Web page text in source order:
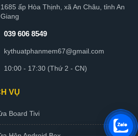
1685 ấp Hòa Thịnh, xã An Châu, tỉnh An
Giang
039 606 8549
kythuatphanmem67@gmail.com
10:00 - 17:30 (Thứ 2 - CN)
VỤ
Board Tivi